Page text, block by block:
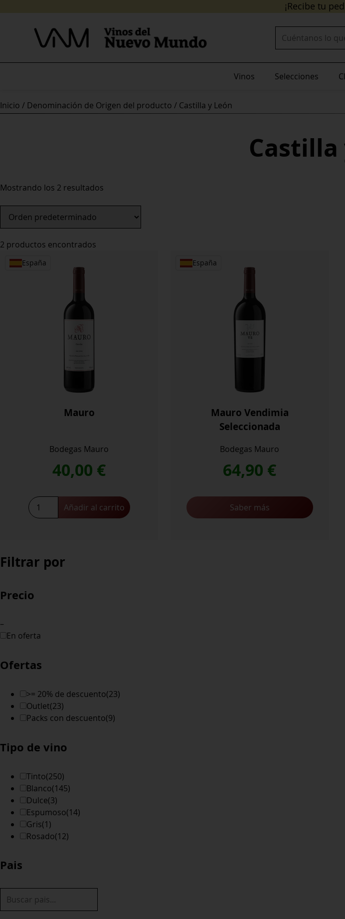
¡Recibe tu pedido
Vinos Selecciones
Inicio / Denominación de Origen del producto / Castilla y León
Castilla
Mostrando los 2 resultados
2 productos encontrados
España
Mauro
Bodegas Mauro
40,00 €
Mauro
cantidad
Añadir al carrito
España
Mauro Vendimia
Seleccionada
Bodegas Mauro
64,90 €
Saber más
Filtrar por
Precio
–
En oferta
Ofertas
>= 20% de descuento(23)
Outlet(23)
Packs con descuento(9)
Tipo de vino
Tinto(250)
Blanco(145)
Dulce(3)
Espumoso(14)
Gris(1)
Rosado(12)
Pais